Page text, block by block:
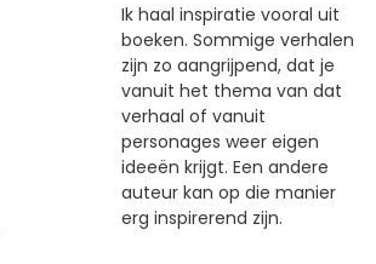
Ik haal inspiratie vooral uit
boeken. Sommige verhalen
zijn zo aangrijpend, dat je
vanuit het thema van dat
verhaal of vanuit
personages weer eigen
ideeën krijgt. Een andere
auteur kan op die manier
erg inspirerend zijn.